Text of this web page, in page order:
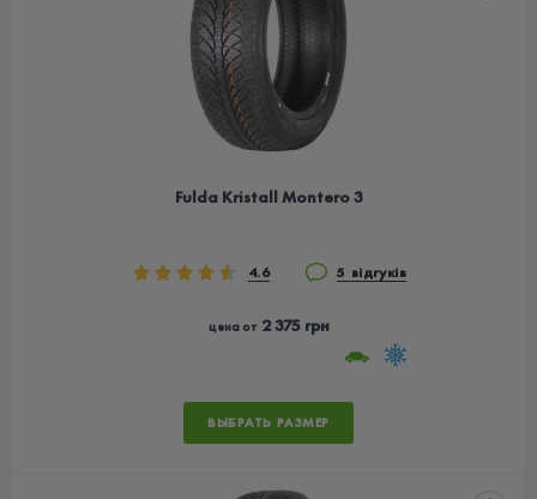
Fulda Kristall Montero 3
4.6 5 відгуків
цена от2 375 грн
ВЫБРАТЬ РАЗМЕР